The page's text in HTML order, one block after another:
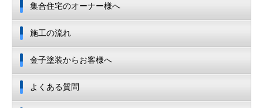
集合住宅のオーナー様へ
施工の流れ
金子塗装からお客様へ
よくある質問